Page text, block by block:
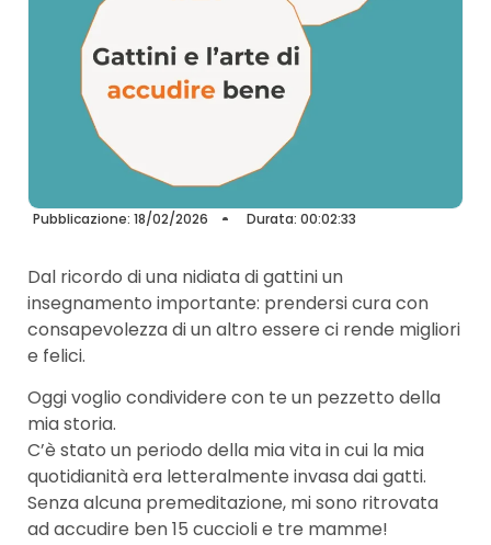
Pubblicazione: 18/02/2026 Durata: 00:02:33
Dal ricordo di una nidiata di gattini un
insegnamento importante: prendersi cura con
consapevolezza di un altro essere ci rende migliori
e felici.
Oggi voglio condividere con te un pezzetto della
mia storia.
C’è stato un periodo della mia vita in cui la mia
quotidianità era letteralmente invasa dai gatti.
Senza alcuna premeditazione, mi sono ritrovata
ad accudire ben 15 cuccioli e tre mamme!